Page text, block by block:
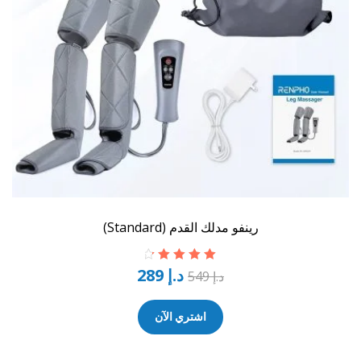
رينفو مدلك القدم (Standard)
تم التقييم
من 5
د.إ549 د.إ
اشتري الآن